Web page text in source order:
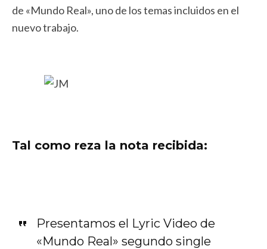
de «Mundo Real», uno de los temas incluidos en el
nuevo trabajo.
Tal como reza la nota recibida:
Presentamos el Lyric Video de
«Mundo Real» segundo single